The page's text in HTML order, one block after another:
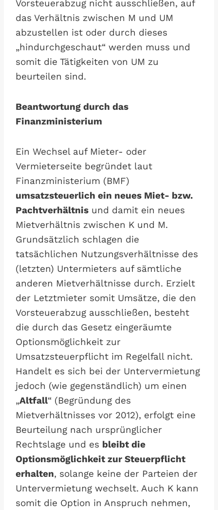
Vorsteuerabzug nicht ausschließen, auf
das Verhältnis zwischen M und UM
abzustellen ist oder durch dieses
„hindurchgeschaut“ werden muss und
somit die Tätigkeiten von UM zu
beurteilen sind.
Beantwortung durch das
Finanzministerium
Ein Wechsel auf Mieter- oder
Vermieterseite begründet laut
Finanzministerium (BMF)
umsatzsteuerlich ein neues Miet- bzw.
Pachtverhältnis und damit ein neues
Mietverhältnis zwischen K und M.
Grundsätzlich schlagen die
tatsächlichen Nutzungsverhältnisse des
(letzten) Untermieters auf sämtliche
anderen Mietverhältnisse durch. Erzielt
der Letztmieter somit Umsätze, die den
Vorsteuerabzug ausschließen, besteht
die durch das Gesetz eingeräumte
Optionsmöglichkeit zur
Umsatzsteuerpflicht im Regelfall nicht.
Handelt es sich bei der Untervermietung
jedoch (wie gegenständlich) um einen
„Altfall“ (Begründung des
Mietverhältnisses vor 2012), erfolgt eine
Beurteilung nach ursprünglicher
Rechtslage und es bleibt die
Optionsmöglichkeit zur Steuerpflicht
erhalten, solange keine der Parteien der
Untervermietung wechselt. Auch K kann
somit die Option in Anspruch nehmen,